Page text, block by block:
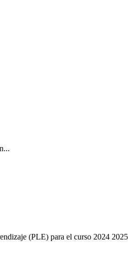
(PLE) para el curso 2024